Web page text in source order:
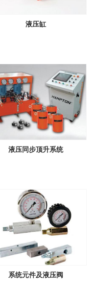
液压缸
液压同步顶升系统
系统元件及液压阀